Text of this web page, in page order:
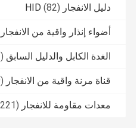
دليل الانفجار HID (82)
أضواء إنذار واقية من الانفجار
الغدة الكابل والدليل السابق (242)
قناة مرنة واقية من الانفجار (249)
معدات مقاومة للانفجار (221)